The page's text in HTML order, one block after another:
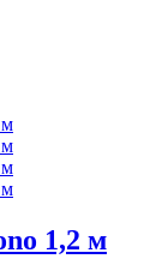
1,2 м